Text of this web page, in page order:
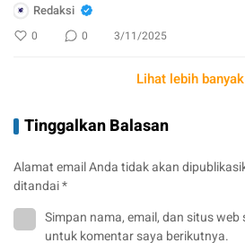
Redaksi
0 0 3/11/2025
Lihat lebih banyak
Tinggalkan Balasan
Alamat email Anda tidak akan
ditandai*
Simpan nama, email, dan situs
untuk komentar saya berikutnya.